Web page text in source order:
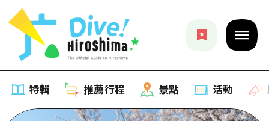
特輯 推薦行程 景點 活動